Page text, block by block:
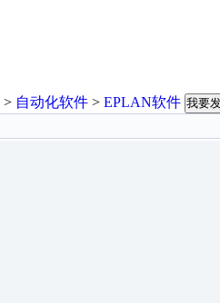
> 自动化软件 > EPLAN软件 我要